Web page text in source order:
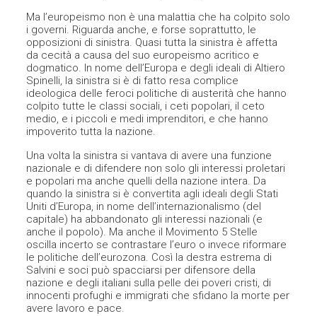
Ma l’europeismo non è una malattia che ha colpito solo
i governi. Riguarda anche, e forse soprattutto, le
opposizioni di sinistra. Quasi tutta la sinistra è affetta
da cecità a causa del suo europeismo acritico e
dogmatico. In nome dell’Europa e degli ideali di Altiero
Spinelli, la sinistra si è di fatto resa complice
ideologica delle feroci politiche di austerità che hanno
colpito tutte le classi sociali, i ceti popolari, il ceto
medio, e i piccoli e medi imprenditori, e che hanno
impoverito tutta la nazione.
Una volta la sinistra si vantava di avere una funzione
nazionale e di difendere non solo gli interessi proletari
e popolari ma anche quelli della nazione intera. Da
quando la sinistra si è convertita agli ideali degli Stati
Uniti d’Europa, in nome dell’internazionalismo (del
capitale) ha abbandonato gli interessi nazionali (e
anche il popolo). Ma anche il Movimento 5 Stelle
oscilla incerto se contrastare l’euro o invece riformare
le politiche dell’eurozona. Così la destra estrema di
Salvini e soci può spacciarsi per difensore della
nazione e degli italiani sulla pelle dei poveri cristi, di
innocenti profughi e immigrati che sfidano la morte per
avere lavoro e pace.